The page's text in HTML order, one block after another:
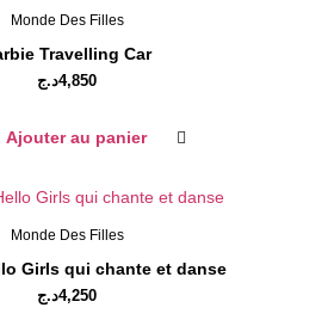
Monde Des Filles
Travelling Car
4,850د.ج
Ajouter au panier
Monde Des Filles
Girls qui chante et danse
4,250د.ج